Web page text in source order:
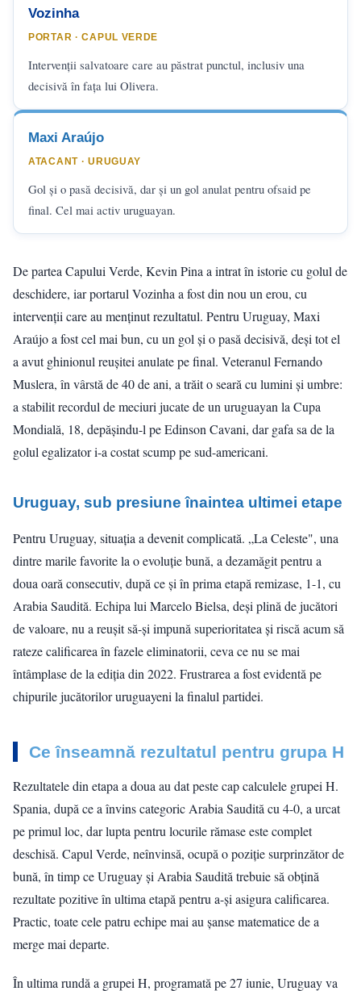
Vozinha
PORTAR · CAPUL VERDE
Intervenții salvatoare care au păstrat punctul, inclusiv una
decisivă în fața lui Olivera.
Maxi Araújo
ATACANT · URUGUAY
Gol și o pasă decisivă, dar și un gol anulat pentru ofsaid pe
final. Cel mai activ uruguayan.
De partea Capului Verde, Kevin Pina a intrat în istorie cu golul de
deschidere, iar portarul Vozinha a fost din nou un erou, cu
intervenții care au menținut rezultatul. Pentru Uruguay, Maxi
Araújo a fost cel mai bun, cu un gol și o pasă decisivă, deși tot el
a avut ghinionul reușitei anulate pe final. Veteranul Fernando
Muslera, în vârstă de 40 de ani, a trăit o seară cu lumini și umbre:
a stabilit recordul de meciuri jucate de un uruguayan la Cupa
Mondială, 18, depășindu-l pe Edinson Cavani, dar gafa sa de la
golul egalizator i-a costat scump pe sud-americani.
Uruguay, sub presiune înaintea ultimei etape
Pentru Uruguay, situația a devenit complicată. „La Celeste", una
dintre marile favorite la o evoluție bună, a dezamăgit pentru a
doua oară consecutiv, după ce și în prima etapă remizase, 1-1, cu
Arabia Saudită. Echipa lui Marcelo Bielsa, deși plină de jucători
de valoare, nu a reușit să-și impună superioritatea și riscă acum să
rateze calificarea în fazele eliminatorii, ceva ce nu se mai
întâmplase de la ediția din 2022. Frustrarea a fost evidentă pe
chipurile jucătorilor uruguayeni la finalul partidei.
Ce înseamnă rezultatul pentru grupa H
Rezultatele din etapa a doua au dat peste cap calculele grupei H.
Spania, după ce a învins categoric Arabia Saudită cu 4-0, a urcat
pe primul loc, dar lupta pentru locurile rămase este complet
deschisă. Capul Verde, neînvinsă, ocupă o poziție surprinzător de
bună, în timp ce Uruguay și Arabia Saudită trebuie să obțină
rezultate pozitive în ultima etapă pentru a-și asigura calificarea.
Practic, toate cele patru echipe mai au șanse matematice de a
merge mai departe.
În ultima rundă a grupei H, programată pe 27 iunie, Uruguay va